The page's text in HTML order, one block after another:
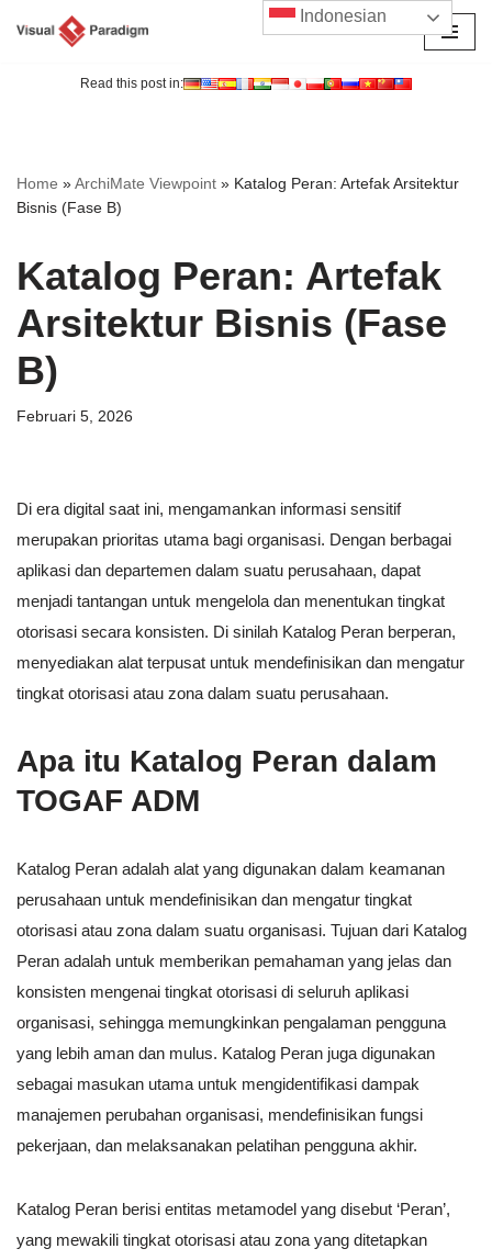
Read this post in:
Home »ArchiMate Viewpoint » Katalog Peran: Artefak Arsitektur
Bisnis (Fase B)
Katalog Peran: Artefak
Arsitektur Bisnis (Fase
B)
Februari 5, 2026
Di era digital saat ini, mengamankan informasi sensitif
merupakan prioritas utama bagi organisasi. Dengan berbagai
aplikasi dan departemen dalam suatu perusahaan, dapat
menjadi tantangan untuk mengelola dan menentukan tingkat
otorisasi secara konsisten. Di sinilah Katalog Peran berperan,
menyediakan alat terpusat untuk mendefinisikan dan mengatur
tingkat otorisasi atau zona dalam suatu perusahaan.
Apa itu Katalog Peran dalam
TOGAF ADM
Katalog Peran adalah alat yang digunakan dalam keamanan
perusahaan untuk mendefinisikan dan mengatur tingkat
otorisasi atau zona dalam suatu organisasi. Tujuan dari Katalog
Peran adalah untuk memberikan pemahaman yang jelas dan
konsisten mengenai tingkat otorisasi di seluruh aplikasi
organisasi, sehingga memungkinkan pengalaman pengguna
yang lebih aman dan mulus. Katalog Peran juga digunakan
sebagai masukan utama untuk mengidentifikasi dampak
manajemen perubahan organisasi, mendefinisikan fungsi
pekerjaan, dan melaksanakan pelatihan pengguna akhir.
Katalog Peran berisi entitas metamodel yang disebut ‘Peran’,
yang mewakili tingkat otorisasi atau zona yang ditetapkan
Indonesian